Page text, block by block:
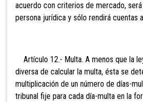
acuerdo con criterios de mercado,
persona jurídica y sólo rendirá cuentas
Artículo 12.- Multa. A menos que la
diversa de calcular la multa, ésta se
multiplicación de un número de días-
tribunal fije para cada día-multa en la